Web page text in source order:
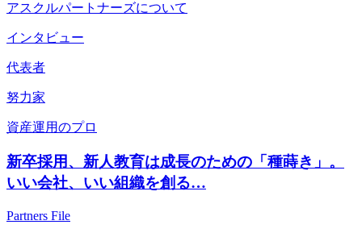
アスクルパートナーズについて
インタビュー
代表者
努力家
資産運用のプロ
新卒採用、新人教育は成長のための「種蒔き」。
いい会社、いい組織を創る…
Partners File